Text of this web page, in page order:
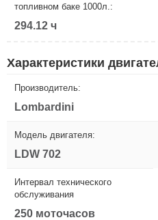
топливном баке 1000л.:
294.12 ч
Характеристики
Производитель:
Lombardini
Модель двигателя:
LDW 702
Интервал технического
обслуживания
250 моточасов